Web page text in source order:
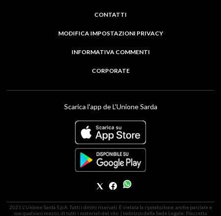
CONTATTI
MODIFICA IMPOSTAZIONI PRIVACY
INFORMATIVA COMMENTI
CORPORATE
Scarica l'app de L'Unione Sarda
2021 L'Unione Sarda S.p.A. Tutti i diritti riservati. É vietata la riproduzione, anche parziale e
con qualsiasi mezzo, di tutti i materiali del sito. | Indirizzo della Sede Legale: Piazzetta